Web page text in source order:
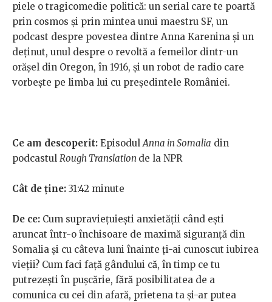
piele o tragicomedie politică: un serial care te poartă
prin cosmos și prin mintea unui maestru SF, un
podcast despre povestea dintre Anna Karenina și un
deținut, unul despre o revoltă a femeilor dintr-un
orășel din Oregon, în 1916, și un robot de radio care
vorbește pe limba lui cu președintele României.
Ce am descoperit: EpisodulAnna in Somalia din
podcastul Rough Translation de la NPR
Cât de ține: 31:42 minute
De ce: Cum supraviețuiești anxietății când ești
aruncat într-o închisoare de maximă siguranță din
Somalia și cu câteva luni înainte ți-ai cunoscut iubirea
vieții? Cum faci față gândului că, în timp ce tu
putrezești în pușcărie, fără posibilitatea de a
comunica cu cei din afară, prietena ta și-ar putea